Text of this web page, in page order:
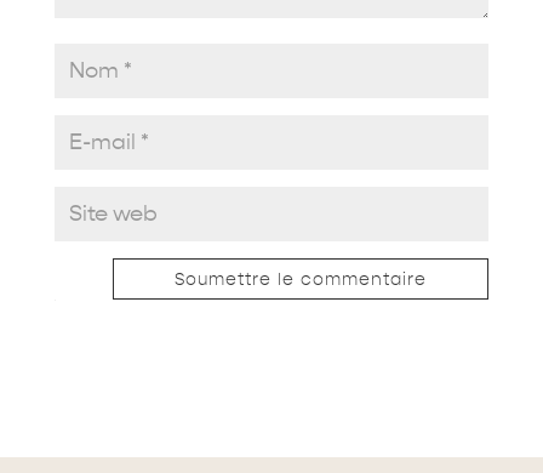
Soumettre le commentaire